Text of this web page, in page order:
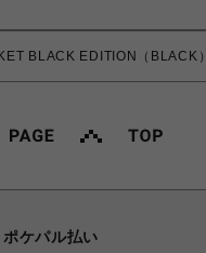
BLACK EDITION（BLACK）
ポケパル払い